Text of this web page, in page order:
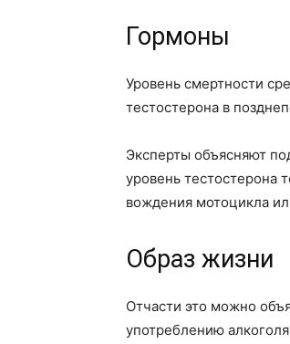
Гормоны
Уровень смертности
тестостерона в
Эксперты объясняют
уровень тестостерона
вождения мотоцикла
Образ жизни
Отчасти это можно
употреблению